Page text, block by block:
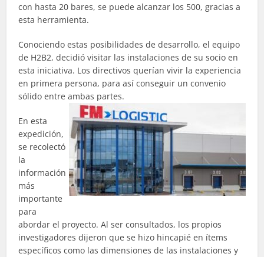
con hasta 20 bares, se puede alcanzar los 500, gracias a
esta herramienta.
Conociendo estas posibilidades de desarrollo, el equipo
de H2B2, decidió visitar las instalaciones de su socio en
esta iniciativa. Los directivos querían vivir la experiencia
en primera persona, para así conseguir un convenio
sólido entre ambas partes.
En esta
expedición,
se recolectó
la
información
más
importante
para
abordar el proyecto. Al ser consultados, los propios
investigadores dijeron que se hizo hincapié en ítems
específicos como las dimensiones de las instalaciones y